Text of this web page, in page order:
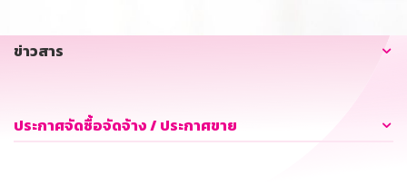
ข่าวสาร
ประกาศจัดซื้อจัดจ้าง / ประกาศขาย